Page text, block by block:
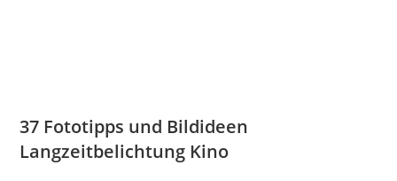
37 Fototipps und Bildideen
Langzeitbelichtung Kino